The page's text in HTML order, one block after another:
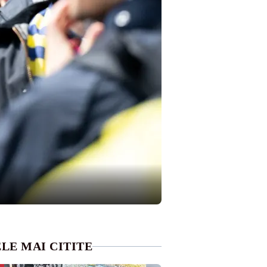
MAI CITITE